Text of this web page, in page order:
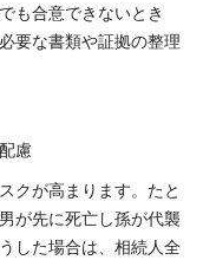
も合意できないとき
要な書類や証拠の整理
慮
クが高まります。たと
が先に死亡し孫が代襲
した場合は、相続人全